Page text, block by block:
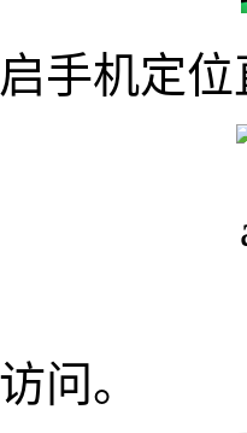
手机定
问。